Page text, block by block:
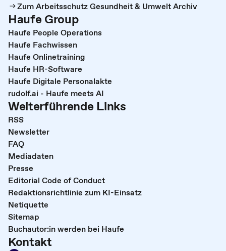
Zum Arbeitsschutz Gesundheit & Umwelt Archiv
Haufe Group
Haufe People Operations
Haufe Fachwissen
Haufe Onlinetraining
Haufe HR-Software
Haufe Digitale Personalakte
rudolf.ai - Haufe meets AI
Weiterführende Links
RSS
Newsletter
FAQ
Mediadaten
Presse
Editorial Code of Conduct
Redaktionsrichtlinie zum KI-Einsatz
Netiquette
Sitemap
Buchautor:in werden bei Haufe
Kontakt